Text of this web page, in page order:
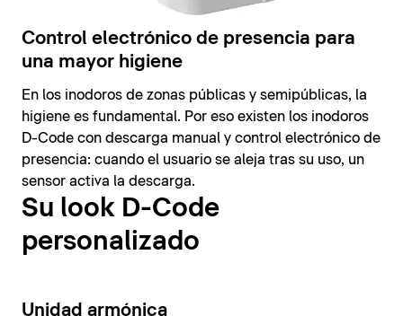
Control electrónico de presencia para
una mayor higiene
En los inodoros de zonas públicas y semipúblicas, la
higiene es fundamental. Por eso existen los inodoros
D-Code con descarga manual y control electrónico de
presencia: cuando el usuario se aleja tras su uso, un
sensor activa la descarga.
Su look D-Code
personalizado
14
Unidad armónica